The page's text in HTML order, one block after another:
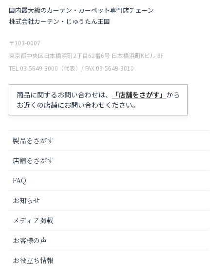
国内最大級のカーテン・カーペット専門店チェーン
株式会社カーテン・じゅうたん王国
〒103-0007
東京都中央区日本橋浜町2丁目62番6号 日本橋浜町Kビル 8F
TEL 03-5649-3000（代表）/ FAX 03-5649-3010
商品に関するお問い合わせは、 「店舗をさがす」 から
お近くの店舗にお問い合わせください。
製品をさがす
店舗をさがす
FAQ
お知らせ
メディア掲載
お客様の声
お役立ち情報